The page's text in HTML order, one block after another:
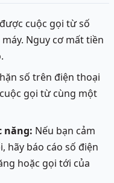
cuộc gọi từ số
Nguy cơ mất tiền
số trên điện thoại
gọi từ cùng một
năng: Nếu bạn cảm
hãy báo cáo số điện
hoặc gọi tới của